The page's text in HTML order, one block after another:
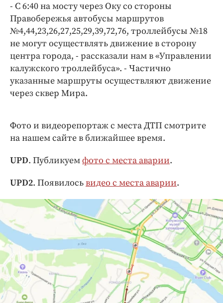
- С 6:40 на мосту через Оку со стороны
Правобережья автобусы маршрутов
№4,44,23,26,27,25,29,39,72,76, троллейбусы №18
не могут осуществлять движение в сторону
центра города, - рассказали нам в «Управлении
калужского троллейбуса». - Частично
указанные маршруты осуществляют движение
через сквер Мира.
Фото и видеорепортаж с места ДТП смотрите
на нашем сайте в ближайшее время.
UPD. Публикуемфото с места аварии.
UPD2. Появилосьвидео с места аварии.